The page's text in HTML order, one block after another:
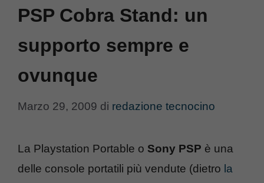
PSP Cobra Stand: un
supporto sempre e
ovunque
Marzo 29, 2009 di redazione tecnocino
La Playstation Portable o Sony PSP è una
delle console portatili più vendute (dietro la